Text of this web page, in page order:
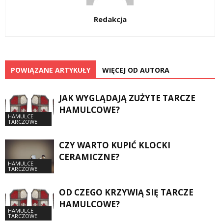
Redakcja
POWIĄZANE ARTYKUŁY WIĘCEJ OD AUTORA
HAMULCE
TARCZOWE
JAK WYGLĄDAJĄ ZUŻYTE TARCZE
HAMULCOWE?
HAMULCE
TARCZOWE
CZY WARTO KUPIĆ KLOCKI
CERAMICZNE?
HAMULCE
TARCZOWE
OD CZEGO KRZYWIĄ SIĘ TARCZE
HAMULCOWE?